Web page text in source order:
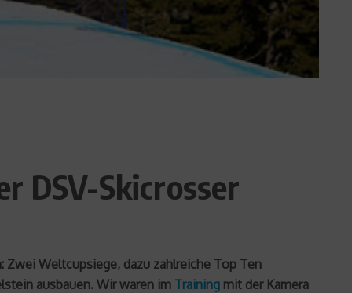
DSV-Skicrosser
Zwei Weltcupsiege, dazu zahlreiche Top Ten
ausbauen. Wir waren im Training mit der Kamera